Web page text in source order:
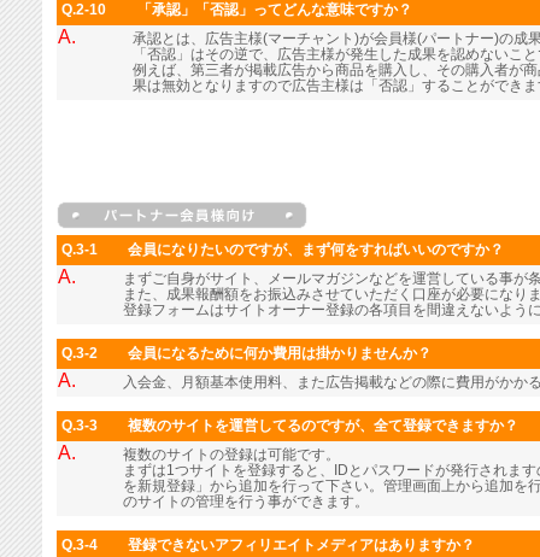
Q.2-10 「承認」「否認」ってどんな意味ですか？
A.
承認とは、広告主様(マーチャント)が会員様(パートナー)の成
「否認」はその逆で、広告主様が発生した成果を認めないこ
例えば、第三者が掲載広告から商品を購入し、その購入者が
果は無効となりますので広告主様は「否認」することができ
Q.3-1 会員になりたいのですが、まず何をすればいいのですか？
A.
まずご自身がサイト、メールマガジンなどを運営している事が
また、成果報酬額をお振込みさせていただく口座が必要になり
登録フォームはサイトオーナー登録の各項目を間違えないよう
Q.3-2 会員になるために何か費用は掛かりませんか？
A. 入会金、月額基本使用料、また広告掲載などの際に費用がかか
Q.3-3 複数のサイトを運営してるのですが、全て登録できますか？
A.
複数のサイトの登録は可能です。
まずは1つサイトを登録すると、IDとパスワードが発行されま
を新規登録」から追加を行って下さい。管理画面上から追加を
のサイトの管理を行う事ができます。
Q.3-4 登録できないアフィリエイトメディアはありますか？